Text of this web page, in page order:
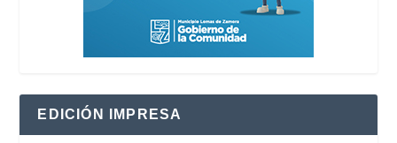
EDICIÓN IMPRESA